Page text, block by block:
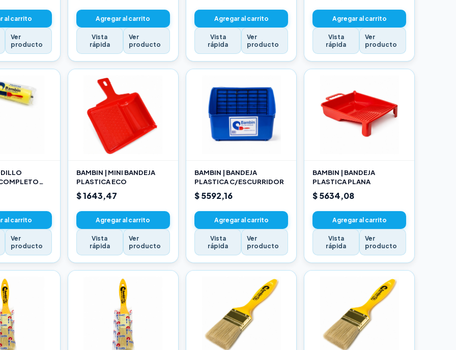
al carrito
Ver
producto
Agregar al carrito
Vista
rápida
Ver
producto
Agregar al carrito
Vista
rápida
Ver
producto
Agregar al carrito
Vista
rápida
Ver
producto
al carrito
Ver
producto
BAMBIN | MINI BANDEJA
PLASTICA ECO
$ 1643,47
Agregar al carrito
Vista
rápida
Ver
producto
BAMBIN | BANDEJA
PLASTICA C/ESCURRIDOR
$ 5592,16
Agregar al carrito
Vista
rápida
Ver
producto
BAMBIN | BANDEJA
PLASTICA PLANA
$ 5634,08
Agregar al carrito
Vista
rápida
Ver
producto